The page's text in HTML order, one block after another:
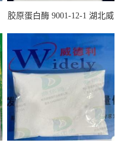
胶原蛋白酶 9001-12-1 湖北威